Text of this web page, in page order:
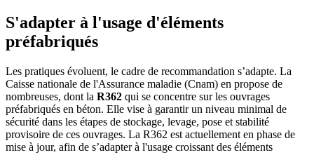
S'adapter à l'usage d'éléments
préfabriqués
Les pratiques évoluent, le cadre de recommandation s’adapte. La
Caisse nationale de l'Assurance maladie (Cnam) en propose de
nombreuses, dont la R362 qui se concentre sur les ouvrages
préfabriqués en béton. Elle vise à garantir un niveau minimal de
sécurité dans les étapes de stockage, levage, pose et stabilité
provisoire de ces ouvrages. La R362 est actuellement en phase de
mise à jour, afin de s’adapter à l'usage croissant des éléments